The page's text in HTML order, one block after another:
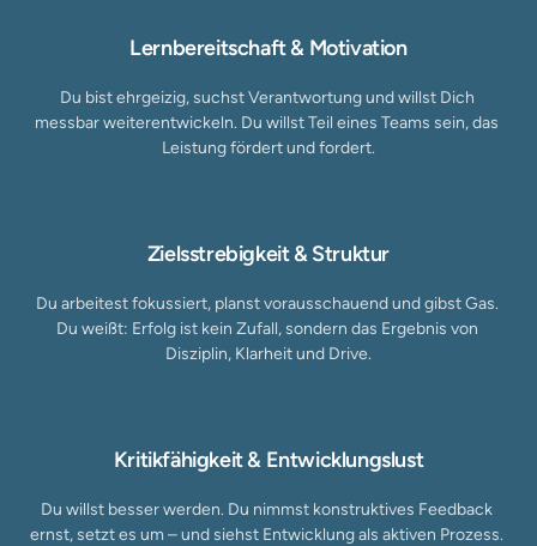
Lernbereitschaft & Motivation
Du bist ehrgeizig, suchst Verantwortung und willst Dich
messbar weiterentwickeln. Du willst Teil eines Teams sein, das
Leistung fördert und fordert.
Zielsstrebigkeit & Struktur
Du arbeitest fokussiert, planst vorausschauend und gibst Gas.
Du weißt: Erfolg ist kein Zufall, sondern das Ergebnis von
Disziplin, Klarheit und Drive.
Kritikfähigkeit & Entwicklungslust
Du willst besser werden. Du nimmst konstruktives Feedback
ernst, setzt es um – und siehst Entwicklung als aktiven Prozess.